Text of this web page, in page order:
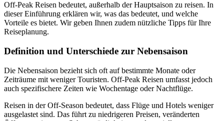
Off-Peak Reisen bedeutet, außerhalb der Hauptsaison zu reisen. In
dieser Einführung erklären wir, was das bedeutet, und welche
Vorteile es bietet. Wir geben Ihnen zudem nützliche Tipps für Ihre
Reiseplanung.
Definition und Unterschiede zur Nebensaison
Die Nebensaison bezieht sich oft auf bestimmte Monate oder
Zeiträume mit weniger Touristen. Off-Peak Reisen umfasst jedoch
auch spezifischere Zeiten wie Wochentage oder Nachtflüge.
Reisen in der Off-Season bedeutet, dass Flüge und Hotels weniger
ausgelastet sind. Das führt zu niedrigeren Preisen, veränderten